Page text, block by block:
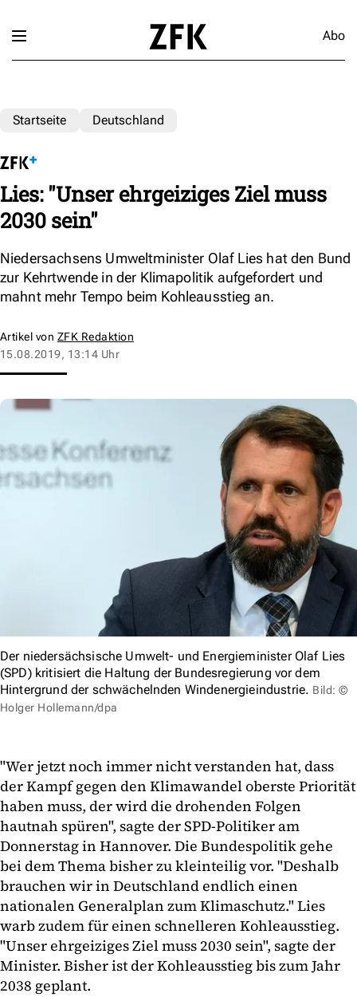
Abo
Startseite Deutschland
Lies: "Unser ehrgeiziges Ziel muss
2030 sein"
Niedersachsens Umweltminister Olaf Lies hat den Bund
zur Kehrtwende in der Klimapolitik aufgefordert und
mahnt mehr Tempo beim Kohleausstieg an.
Artikel von ZFK Redaktion
15.08.2019, 13:14 Uhr
Der niedersächsische Umwelt- und Energieminister Olaf Lies
(SPD) kritisiert die Haltung der Bundesregierung vor dem
Hintergrund der schwächelnden Windenergieindustrie. Bild: ©
Holger Hollemann/dpa
"Wer jetzt noch immer nicht verstanden hat, dass
der Kampf gegen den Klimawandel oberste Priorität
haben muss, der wird die drohenden Folgen
hautnah spüren", sagte der SPD-Politiker am
Donnerstag in Hannover. Die Bundespolitik gehe
bei dem Thema bisher zu kleinteilig vor. "Deshalb
brauchen wir in Deutschland endlich einen
nationalen Generalplan zum Klimaschutz." Lies
warb zudem für einen schnelleren Kohleausstieg.
"Unser ehrgeiziges Ziel muss 2030 sein", sagte der
Minister. Bisher ist der Kohleausstieg bis zum Jahr
2038 geplant.